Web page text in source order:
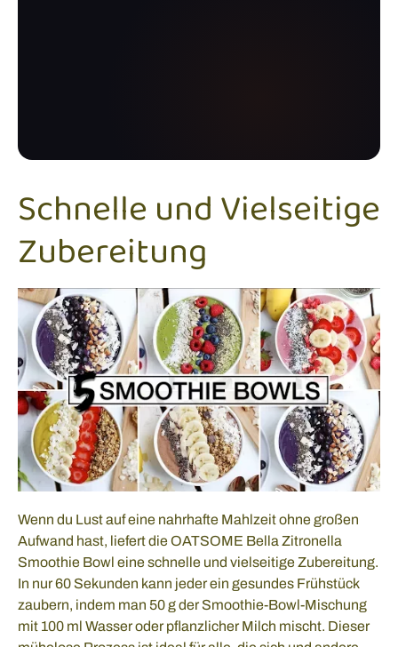
Schnelle und Vielseitige
Zubereitung
Wenn du Lust auf eine nahrhafte Mahlzeit ohne großen
Aufwand hast, liefert die OATSOME Bella Zitronella
Smoothie Bowl eine schnelle und vielseitige Zubereitung.
In nur 60 Sekunden kann jeder ein gesundes Frühstück
zaubern, indem man 50 g der Smoothie-Bowl-Mischung
mit 100 ml Wasser oder pflanzlicher Milch mischt. Dieser